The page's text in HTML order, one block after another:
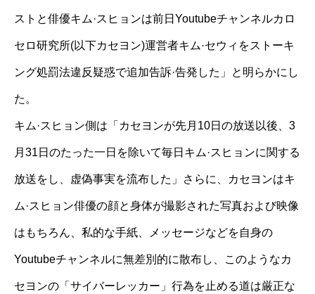
ストと俳優キム·スヒョンは前日Youtubeチャンネルカロ
セロ研究所(以下カセヨン)運営者キム·セウィをストーキ
ング処罰法違反疑惑で追加告訴·告発した」と明らかにし
た。
キム·スヒョン側は「カセヨンが先月10日の放送以後、3
月31日のたった一日を除いて毎日キム·スヒョンに関する
放送をし、虚偽事実を流布した」さらに、カセヨンはキ
ム·スヒョン俳優の顔と身体が撮影された写真および映像
はもちろん、私的な手紙、メッセージなどを自身の
Youtubeチャンネルに無差別的に散布し、このようなカ
セヨンの「サイバーレッカー」行為を止める道は厳正な